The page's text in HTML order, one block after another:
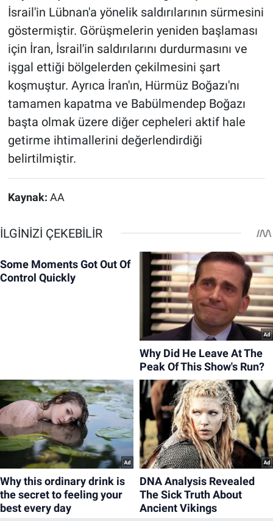
İsrail'in Lübnan'a yönelik saldırılarının sürmesini
göstermiştir. Görüşmelerin yeniden başlaması
için İran, İsrail'in saldırılarını durdurmasını ve
işgal ettiği bölgelerden çekilmesini şart
koşmuştur. Ayrıca İran'ın, Hürmüz Boğazı'nı
tamamen kapatma ve Babülmendep Boğazı
başta olmak üzere diğer cepheleri aktif hale
getirme ihtimallerini değerlendirdiği
belirtilmiştir.
Kaynak: AA